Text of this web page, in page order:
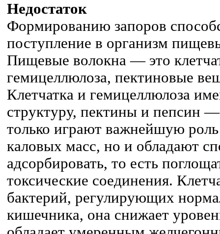
Недостаток
Формированию запоров
поступление в организм
Пищевые волокна — это
гемицеллюлоза, пектиновые
Клетчатка и гемицеллюлоза
структуру, пектины и пепсин
только играют важнейшую
каловых масс, но и обладают
адсорбировать, то есть
токсические соединения.
бактерий, регулирующих
кишечника, она снижает